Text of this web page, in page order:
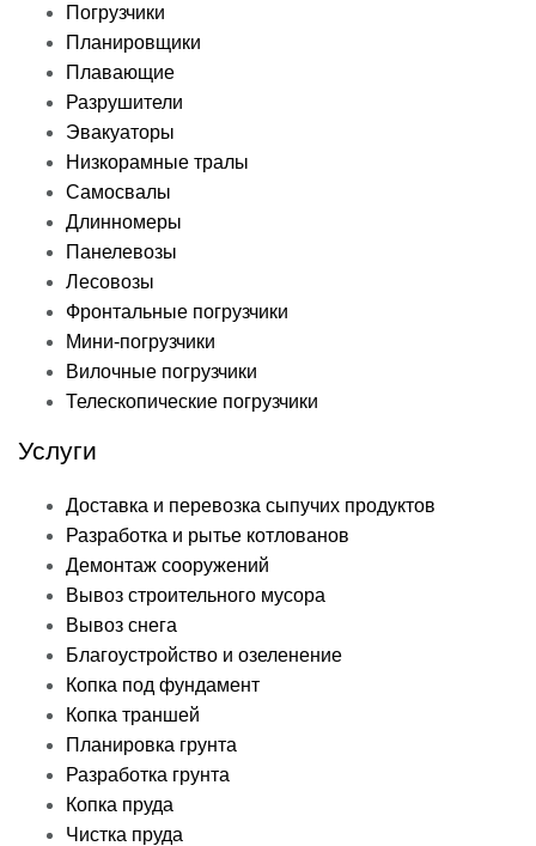
Погрузчики
Планировщики
Плавающие
Разрушители
Эвакуаторы
Низкорамные тралы
Самосвалы
Длинномеры
Панелевозы
Лесовозы
Фронтальные погрузчики
Мини-погрузчики
Вилочные погрузчики
Телескопические погрузчики
Услуги
Доставка и перевозка сыпучих продуктов
Разработка и рытье котлованов
Демонтаж сооружений
Вывоз строительного мусора
Вывоз снега
Благоустройство и озеленение
Копка под фундамент
Копка траншей
Планировка грунта
Разработка грунта
Копка пруда
Чистка пруда